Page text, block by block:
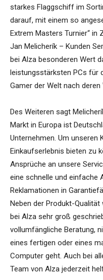
starkes Flaggschiff im
darauf, mit einem so
Extrem Masters Turnier“ in
Jan Melicherík – Kunden
bei Alza besonderen Wert
leistungsstärksten PCs für
Gamer der Welt nach deren
Des Weiteren sagt
Markt in Europa ist
Unternehmen. Um unseren
Einkaufserlebnis bieten zu
Ansprüche an unsere
eine schnelle und einfache
Reklamationen in
Neben der Produkt-
bei Alza sehr groß
vollumfängliche Beratung,
eines fertigen oder eines
Computer geht. Auch bei
Team von Alza jederzeit